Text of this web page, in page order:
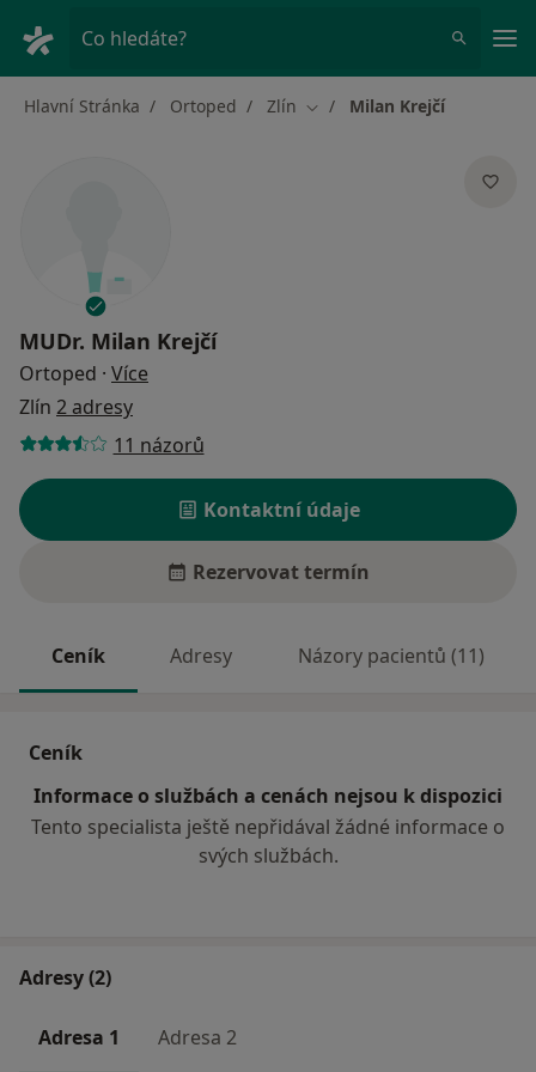
Co hledáte?
Hlavní Stránka Ortoped Zlín Změna města
Milan Krejčí
MUDr. Milan Krejčí
Ortoped · Více
Zlín 2 adresy
11 názorů
Kontaktní údaje
Rezervovat termín
Ceník Adresy Názory pacientů (11)
Ceník
Informace o službách a cenách nejsou k dispozici
Tento specialista ještě nepřidával žádné informace o
svých službách.
Adresy (2)
Adresa 1 Adresa 2